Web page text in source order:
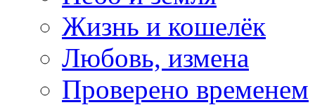
Жизнь и кошелёк
Любовь, измена
Проверено временем